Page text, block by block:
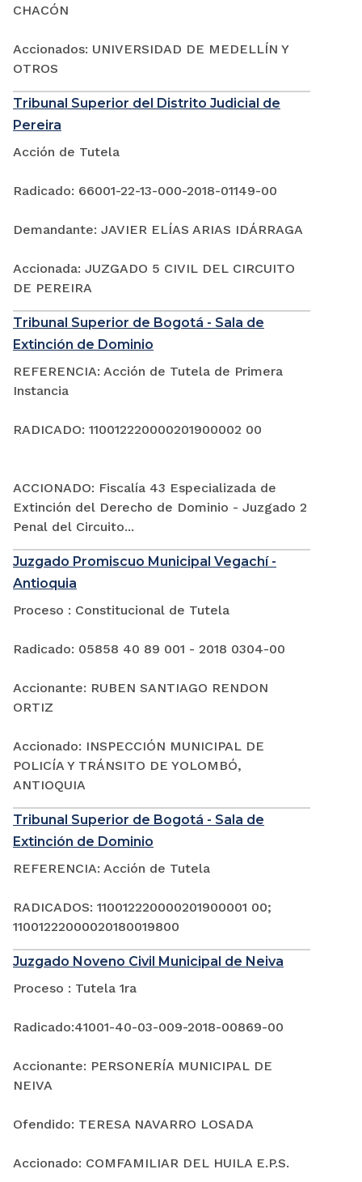
CHACÓN
Accionados: UNIVERSIDAD DE MEDELLÍN Y
OTROS
Tribunal Superior del Distrito Judicial de
Pereira
Acción de Tutela
Radicado: 66001-22-13-000-2018-01149-00
Demandante: JAVIER ELÍAS ARIAS IDÁRRAGA
Accionada: JUZGADO 5 CIVIL DEL CIRCUITO
DE PEREIRA
Tribunal Superior de Bogotá - Sala de
Extinción de Dominio
REFERENCIA: Acción de Tutela de Primera
Instancia
RADICADO: 110012220000201900002 00
ACCIONADO: Fiscalía 43 Especializada de
Extinción del Derecho de Dominio - Juzgado 2
Penal del Circuito...
Juzgado Promiscuo Municipal Vegachí -
Antioquia
Proceso : Constitucional de Tutela
Radicado: 05858 40 89 001 - 2018 0304-00
Accionante: RUBEN SANTIAGO RENDON
ORTIZ
Accionado: INSPECCIÓN MUNICIPAL DE
POLICÍA Y TRÁNSITO DE YOLOMBÓ,
ANTIOQUIA
Tribunal Superior de Bogotá - Sala de
Extinción de Dominio
REFERENCIA: Acción de Tutela
RADICADOS: 110012220000201900001 00;
11001222000020180019800
Juzgado Noveno Civil Municipal de Neiva
Proceso : Tutela 1ra
Radicado:41001-40-03-009-2018-00869-00
Accionante: PERSONERÍA MUNICIPAL DE
NEIVA
Ofendido: TERESA NAVARRO LOSADA
Accionado: COMFAMILIAR DEL HUILA E.P.S.